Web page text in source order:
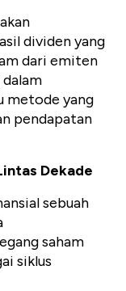
dividen yang
dari emiten
metode yang
pendapatan
Dekade
sebuah
saham
siklus